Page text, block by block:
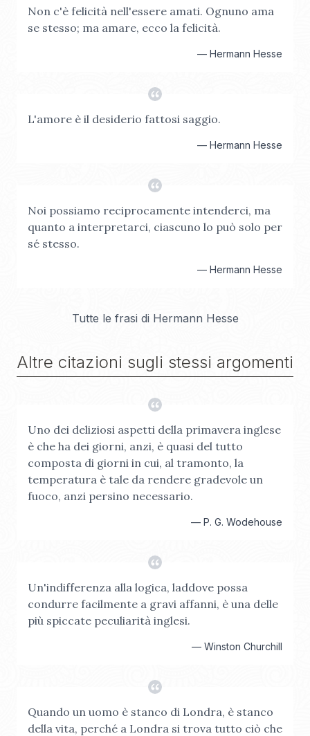
Non c'è felicità nell'essere amati. Ognuno ama
se stesso; ma amare, ecco la felicità.
— Hermann Hesse
L'amore è il desiderio fattosi saggio.
— Hermann Hesse
Noi possiamo reciprocamente intenderci, ma
quanto a interpretarci, ciascuno lo può solo per
sé stesso.
— Hermann Hesse
Tutte le frasi di Hermann Hesse
Altre citazioni sugli stessi argomenti
Uno dei deliziosi aspetti della primavera inglese
è che ha dei giorni, anzi, è quasi del tutto
composta di giorni in cui, al tramonto, la
temperatura è tale da rendere gradevole un
fuoco, anzi persino necessario.
— P. G. Wodehouse
Un'indifferenza alla logica, laddove possa
condurre facilmente a gravi affanni, è una delle
più spiccate peculiarità inglesi.
— Winston Churchill
Quando un uomo è stanco di Londra, è stanco
della vita, perché a Londra si trova tutto ciò che